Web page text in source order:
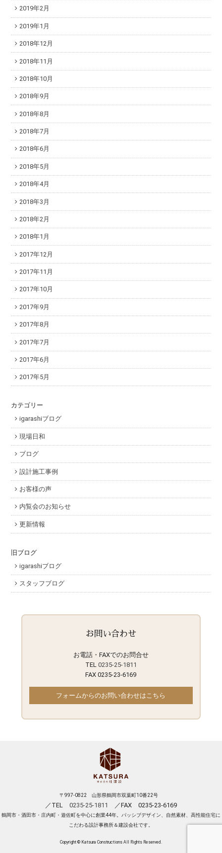
2019年2月
2019年1月
2018年12月
2018年11月
2018年10月
2018年9月
2018年8月
2018年7月
2018年6月
2018年5月
2018年4月
2018年3月
2018年2月
2018年1月
2017年12月
2017年11月
2017年10月
2017年9月
2017年8月
2017年7月
2017年6月
2017年5月
カテゴリー
igarashiブログ
現場日和
ブログ
設計施工事例
お客様の声
内覧会のお知らせ
更新情報
旧ブログ
igarashiブログ
スタッフブログ
お問い合わせ
お電話・FAXでのお問合せ
TEL 0235-25-1811
FAX 0235-23-6169
フォームからのお問い合わせはこちら
〒997-0822 山形県鶴岡市双葉町10番22号
／TEL 0235-25-1811 ／FAX 0235-23-6169
鶴岡市・酒田市・庄内町・遊佐町を中心に創業44年。パッシブデザイン、自然素材、高性能住宅に
こだわる設計事務所＆建設会社です。
Copyright © Katsura Constructions All Rights Reserved.